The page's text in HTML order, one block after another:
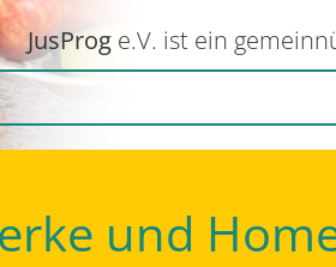
JusProge.V. ist ein
und